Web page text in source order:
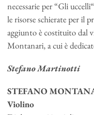
necessarie per “Gli
le risorse schierate per il
aggiunto è costituito dal
Montanari, a cui è
Stefano Martinotti
STEFANO
Violino